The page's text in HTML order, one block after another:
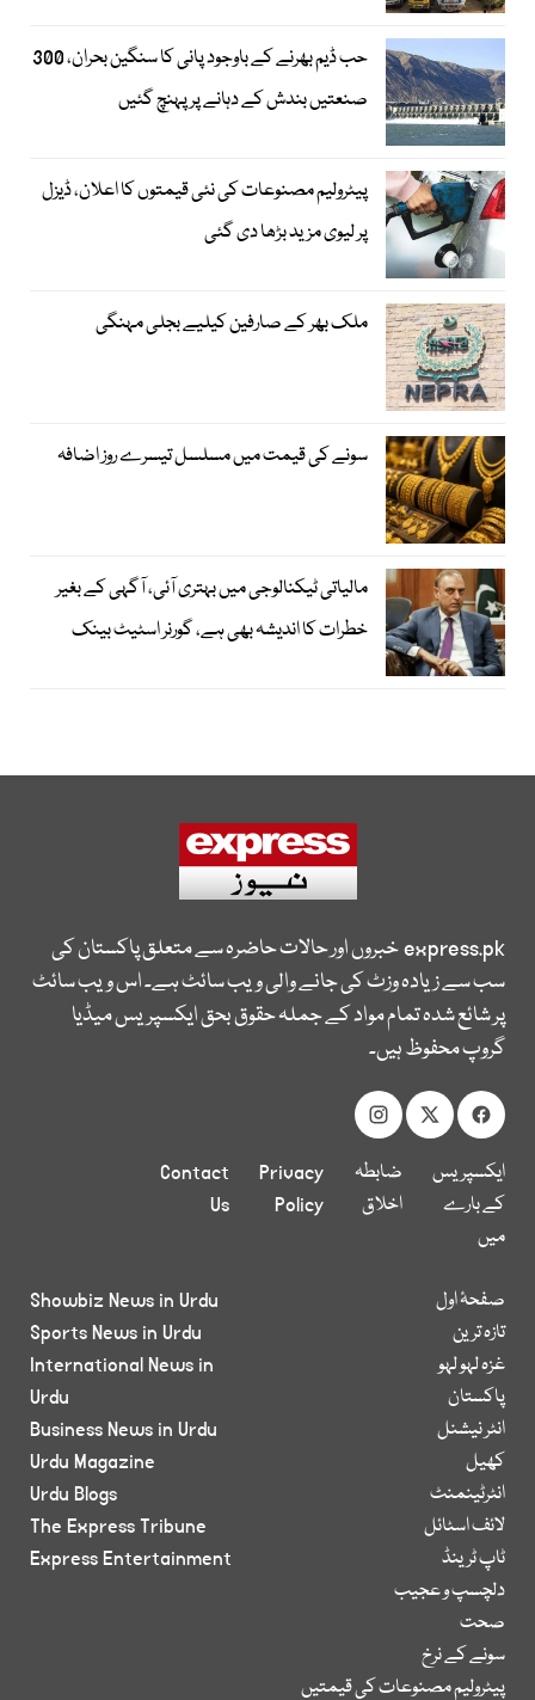
حب ڈیم بھرنے کے باوجود پانی کا سنگین بحران، 300
صنعتیں بندش کے دہانے پر پہنچ گئیں
پیٹرولیم مصنوعات کی نئی قیمتوں کا اعلان، ڈیزل
پر لیوی مزید بڑھا دی گئی
ملک بھر کے صارفین کیلیے بجلی مہنگی
سونے کی قیمت میں مسلسل تیسرے روز اضافہ
مالیاتی ٹیکنالوجی میں بہتری آئی، آگہی کے بغیر
خطرات کا اندیشہ بھی ہے، گورنر اسٹیٹ بینک
express.pkخبروں اور حالات حاضرہ سے متعلق پاکستان کی
سب سے زیادہ وزٹ کی جانے والی ویب سائٹ ہے۔ اس ویب سائٹ
پر شائع شدہ تمام مواد کے جملہ حقوق بحق ایکسپریس میڈیا
گروپ محفوظ ہیں۔
ایکسپریس
کے بارے
میں
ضابطہ
اخلاق
Privacy
Policy
Contact
Us
صفحۂ اول
تازہ ترین
غزہ لہو لہو
پاکستان
انٹر نیشنل
کھیل
انٹرٹینمنٹ
لائف اسٹائل
ٹاپ ٹرینڈ
دلچسپ و عجیب
صحت
سونے کے نرخ
پیٹرولیم مصنوعات کی قیمتیں
Showbiz News in Urdu
Sports News in Urdu
International News in
Urdu
Business News in Urdu
Urdu Magazine
Urdu Blogs
The Express Tribune
Express Entertainment